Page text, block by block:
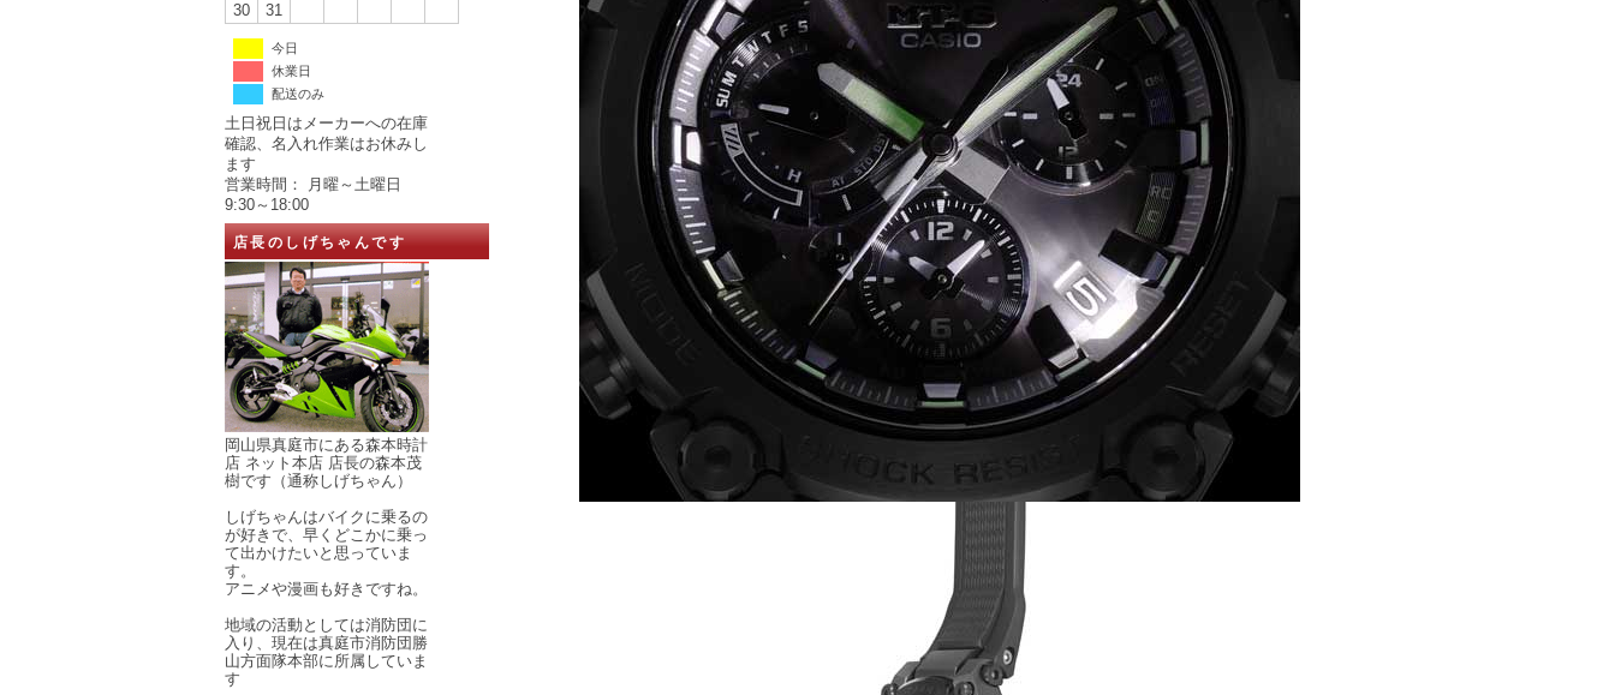
30
31
今日
休業日
配送のみ
土日祝日はメーカーへの在庫
確認、名入れ作業はお休みし
ます
営業時間： 月曜～土曜日
9:30～18:00
店長のしげちゃんです
岡山県真庭市にある森本時計
店 ネット本店 店長の森本茂
樹です（通称しげちゃん）
しげちゃんはバイクに乗るの
が好きで、早くどこかに乗っ
て出かけたいと思っていま
す。
アニメや漫画も好きですね。
地域の活動としては消防団に
入り、現在は真庭市消防団勝
山方面隊本部に所属していま
す